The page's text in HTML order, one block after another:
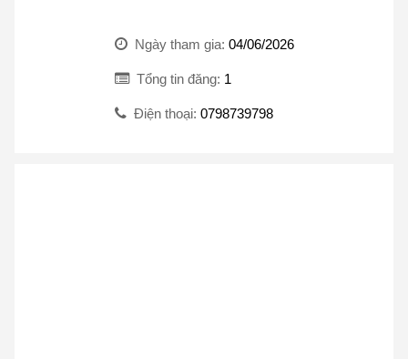
Ngày tham gia: 04/06/2026
Tổng tin đăng: 1
Điện thoại: 0798739798